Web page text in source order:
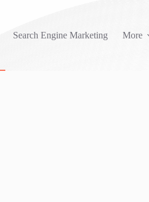
Search Engine Marketing More